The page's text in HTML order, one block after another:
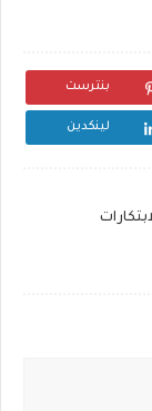
بنترست
لينكدين